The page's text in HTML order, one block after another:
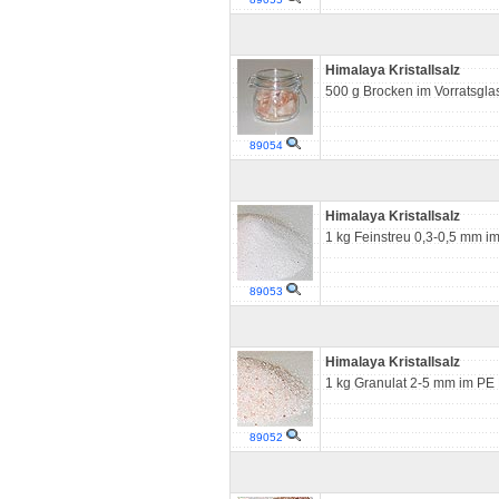
89054
Himalaya Kristallsalz
500 g Brocken im
89053
Himalaya Kristallsalz
1 kg Feinstreu 0,3-0,5 mm
89052
Himalaya Kristallsalz
1 kg Granulat 2-5 mm im PE